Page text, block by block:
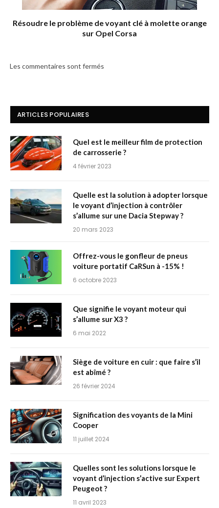
Résoudre le problème de voyant clé à molette orange
sur Opel Corsa
Les commentaires sont fermés
ARTICLES POPULAIRES
Quel est le meilleur film de protection
de carrosserie ?
4 février 2023
Quelle est la solution à adopter lorsque
le voyant d’injection à contrôler
s’allume sur une Dacia Stepway ?
20 mars 2023
Offrez-vous le gonfleur de pneus
voiture portatif CaRSun à -15% !
6 octobre 2023
Que signifie le voyant moteur qui
s’allume sur X3 ?
6 mai 2022
Siège de voiture en cuir : que faire s’il
est abîmé ?
26 février 2024
Signification des voyants de la Mini
Cooper
11 juillet 2024
Quelles sont les solutions lorsque le
voyant d’injection s’active sur Expert
Peugeot ?
11 avril 2023